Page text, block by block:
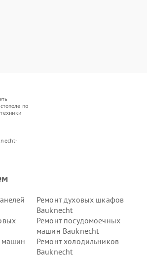
по
Ремонт духовых шкафов
Bauknecht
Ремонт посудомоечных
машин Bauknecht
машин
Ремонт холодильников
Bauknecht